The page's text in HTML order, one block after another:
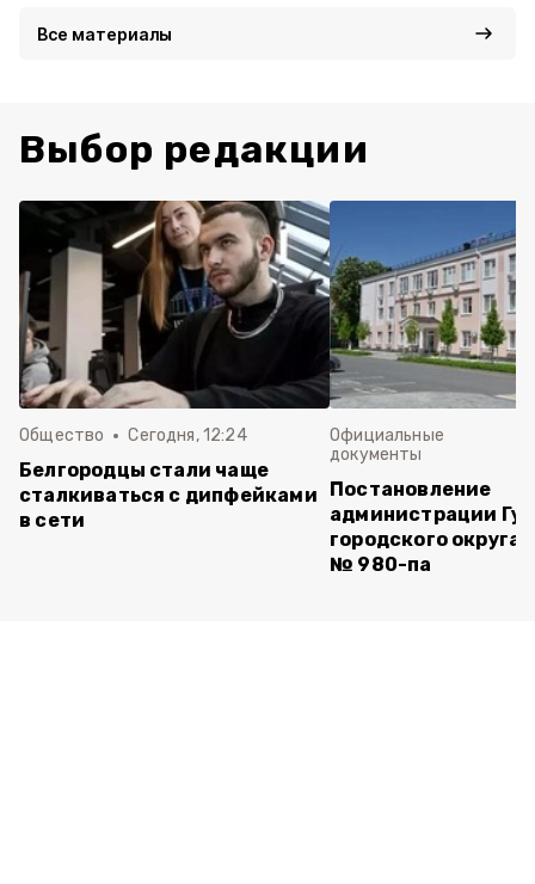
Все материалы
Выбор редакции
Общество Сегодня, 12:24
Белгородцы стали чаще
сталкиваться с дипфейками
в сети
Официальные
документы
Постановление
администрации
городского округа
№ 980-па